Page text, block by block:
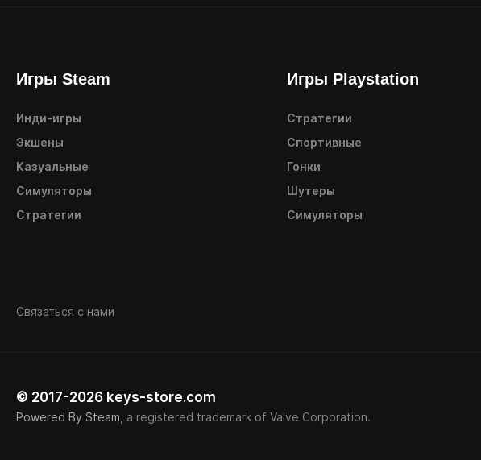
Игры Steam
Инди-игры
Экшены
Казуальные
Симуляторы
Стратегии
Игры Playstation
Стратегии
Спортивные
Гонки
Шутеры
Симуляторы
Связаться с нами
© 2017-2026 keys-store.com
Powered By Steam , a registered trademark of Valve Corporation.